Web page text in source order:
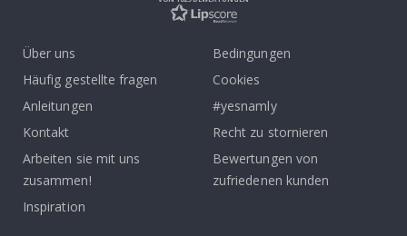
Über uns
Häufig gestellte fragen
Anleitungen
Kontakt
Arbeiten sie mit uns
zusammen!
Inspiration
Bedingungen
Cookies
#yesnamly
Recht zu stornieren
Bewertungen von
zufriedenen kunden